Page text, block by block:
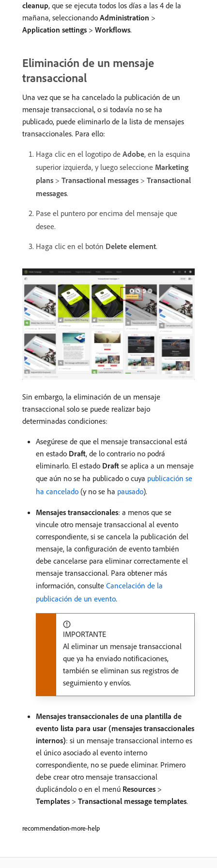
cleanup, que se ejecuta todos los días a las 4 de la
mañana, seleccionando Administration >
Application settings > Workflows.
Eliminación de un mensaje
transaccional
Una vez que se ha cancelado la publicación de un
mensaje transaccional, o si todavía no se ha
publicado, puede eliminarlo de la lista de mensajes
transaccionales. Para ello:
Haga clic en el logotipo de Adobe, en la esquina
superior izquierda, y luego seleccione Marketing
plans > Transactional messages > Transactional
messages.
Pase el puntero por encima del mensaje que
desee.
Haga clic en el botón Delete element.
Sin embargo, la eliminación de un mensaje
transaccional solo se puede realizar bajo
determinadas condiciones:
Asegúrese de que el mensaje transaccional está
en estado Draft, de lo contrario no podrá
eliminarlo. El estado Draft se aplica a un mensaje
que aún no se ha publicado o cuya publicación se
ha cancelado (y no se ha pausado).
Mensajes transaccionales: a menos que se
vincule otro mensaje transaccional al evento
correspondiente, si se cancela la publicación del
mensaje, la configuración de evento también
debe cancelarse para eliminar correctamente el
mensaje transaccional. Para obtener más
información, consulte Cancelación de la
publicación de un evento.
IMPORTANTE
Al eliminar un mensaje transaccional
que ya ha enviado notificaciones,
también se eliminan sus registros de
seguimiento y envíos.
Mensajes transaccionales de una plantilla de
evento lista para usar (mensajes transaccionales
internos): si un mensaje transaccional interno es
el único asociado al evento interno
correspondiente, no se puede eliminar. Primero
debe crear otro mensaje transaccional
duplicándolo o en el menú Resources >
Templates > Transactional message templates.
recommendation-more-help